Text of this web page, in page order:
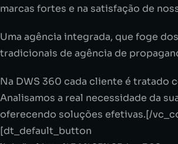
marcas fortes e na satisfação de
Uma agência integrada, que foge
tradicionais de agência de
Na DWS 360 cada cliente é tratado
Analisamos a real necessidade da
oferecendo soluções efetivas.[/
[dt_default_button